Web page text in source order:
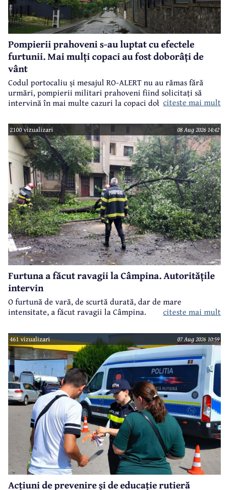
Pompierii prahoveni s-au luptat cu efectele
furtunii. Mai mulți copaci au fost doborâți de
vânt
Codul portocaliu și mesajul RO-ALERT nu au rămas fără
urmări, pompierii militari prahoveni fiind solicitați să
intervină în mai multe cazuri la copaci doborâți în urma
citeste mai mult
2100 vizualizari 08 Aug 2026 14:42
Furtuna a făcut ravagii la Câmpina. Autoritățile
intervin
O furtună de vară, de scurtă durată, dar de mare
intensitate, a făcut ravagii la Câmpina.
citeste mai mult
461 vizualizari 07 Aug 2026 10:59
Acțiuni de prevenire și de educație rutieră